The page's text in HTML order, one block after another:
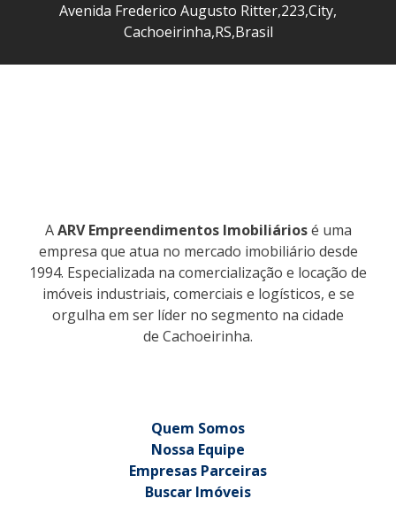
Avenida Frederico Augusto Ritter,223,City,
Cachoeirinha,RS,Brasil
AARV Empreendimentos Imobiliáriosé uma
empresa que atua no mercado imobiliário desde
1994. Especializada na comercialização e locação de
imóveis industriais, comerciais e logísticos, e se
orgulha em ser líder no segmento na cidade
de Cachoeirinha.
Quem Somos
Nossa Equipe
Empresas Parceiras
Buscar Imóveis